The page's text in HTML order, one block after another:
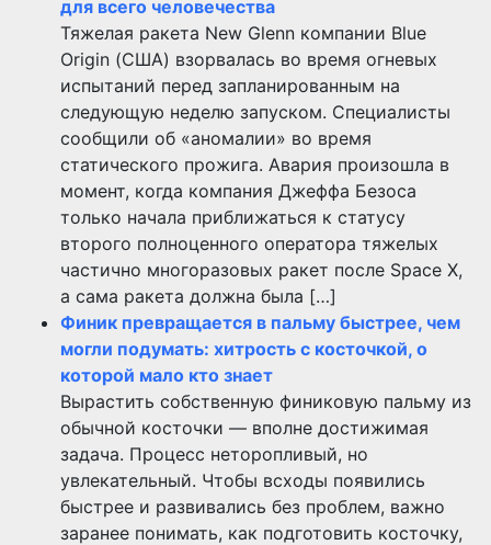
для всего человечества
Тяжелая ракета New Glenn компании Blue
Origin (США) взорвалась во время огневых
испытаний перед запланированным на
следующую неделю запуском. Специалисты
сообщили об «аномалии» во время
статического прожига. Авария произошла в
момент, когда компания Джеффа Безоса
только начала приближаться к статусу
второго полноценного оператора тяжелых
частично многоразовых ракет после Space X,
а сама ракета должна была […]
Финик превращается в пальму быстрее, чем
могли подумать: хитрость с косточкой, о
которой мало кто знает
Вырастить собственную финиковую пальму из
обычной косточки — вполне достижимая
задача. Процесс неторопливый, но
увлекательный. Чтобы всходы появились
быстрее и развивались без проблем, важно
заранее понимать, как подготовить косточку,